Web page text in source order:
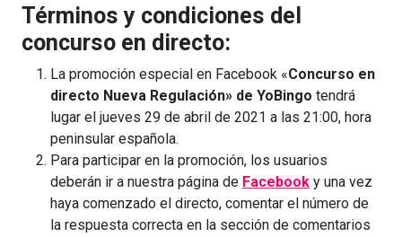
Términos y condiciones del
concurso en directo:
La promoción especial en Facebook «Concurso en
directo Nueva Regulación» de YoBingo tendrá
lugar el jueves 29 de abril de 2021 a las 21:00, hora
peninsular española.
Para participar en la promoción, los usuarios
deberán ir a nuestra página de Facebook y una vez
haya comenzado el directo, comentar el número de
la respuesta correcta en la sección de comentarios